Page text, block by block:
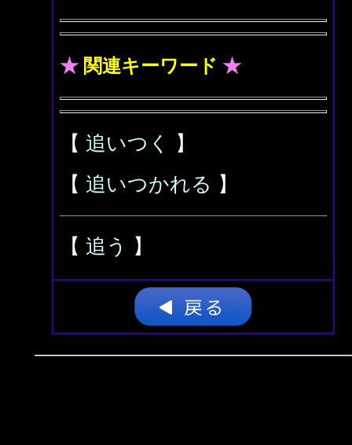
★ 関連キーワード ★
【 追いつく
】
【 追いつかれる 】
【 追う 】